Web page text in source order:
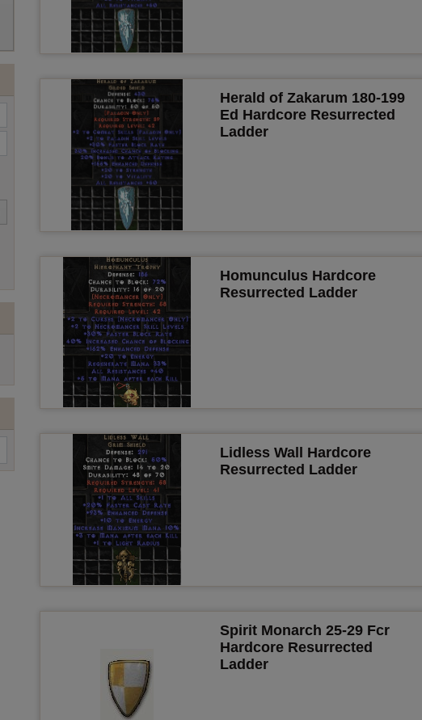
Herald of Zakarum 180-199
Ed Hardcore Resurrected
Ladder
Homunculus Hardcore
Resurrected Ladder
Lidless Wall Hardcore
Resurrected Ladder
Spirit Monarch 25-29 Fcr
Hardcore Resurrected
Ladder